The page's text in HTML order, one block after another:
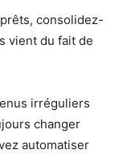
consolidez-
vient du fait de
irréguliers
changer
automatiser